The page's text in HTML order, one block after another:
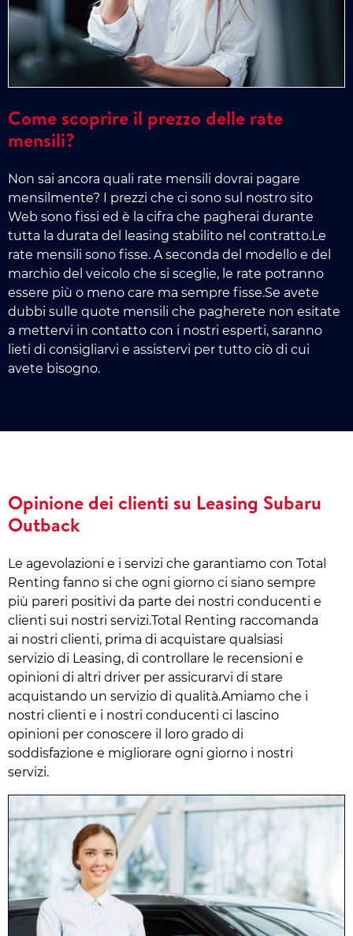
Come scoprire il prezzo delle rate
mensili?
Non sai ancora quali rate mensili dovrai pagare
mensilmente? I prezzi che ci sono sul nostro sito
Web sono fissi ed è la cifra che pagherai durante
tutta la durata del leasing stabilito nel contratto.Le
rate mensili sono fisse. A seconda del modello e del
marchio del veicolo che si sceglie, le rate potranno
essere più o meno care ma sempre fisse.Se avete
dubbi sulle quote mensili che pagherete non esitate
a mettervi in contatto con i nostri esperti, saranno
lieti di consigliarvi e assistervi per tutto ciò di cui
avete bisogno.
Opinione dei clienti su Leasing Subaru
Outback
Le agevolazioni e i servizi che garantiamo con Total
Renting fanno si che ogni giorno ci siano sempre
più pareri positivi da parte dei nostri conducenti e
clienti sui nostri servizi.Total Renting raccomanda
ai nostri clienti, prima di acquistare qualsiasi
servizio di Leasing, di controllare le recensioni e
opinioni di altri driver per assicurarvi di stare
acquistando un servizio di qualità.Amiamo che i
nostri clienti e i nostri conducenti ci lascino
opinioni per conoscere il loro grado di
soddisfazione e migliorare ogni giorno i nostri
servizi.